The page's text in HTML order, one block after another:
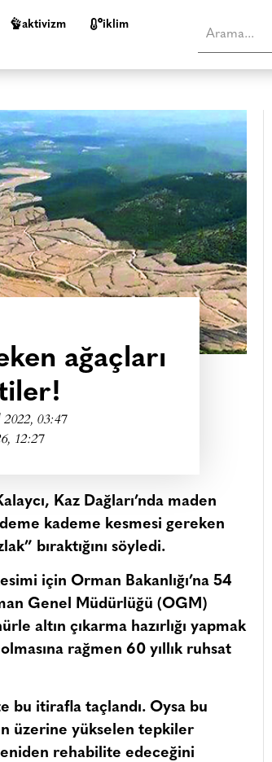
aktivizm i̇klim
ağaçları
03:47
12:27
Kaz Dağları’nda maden
kademe kesmesi gereken
bıraktığını söyledi.
için Orman Bakanlığı’na 54
Genel Müdürlüğü (OGM)
altın çıkarma hazırlığı yapmak
rağmen 60 yıllık ruhsat
bu itirafla taçlandı. Oysa bu
üzerine yükselen tepkiler
rehabilite edeceğini